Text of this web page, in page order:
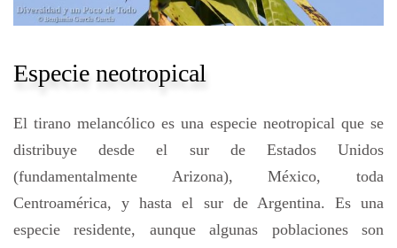
Especie neotropical
El tirano melancólico es una especie neotropical que se
distribuye desde el sur de Estados Unidos
(fundamentalmente Arizona), México, toda
Centroamérica, y hasta el sur de Argentina. Es una
especie residente, aunque algunas poblaciones son